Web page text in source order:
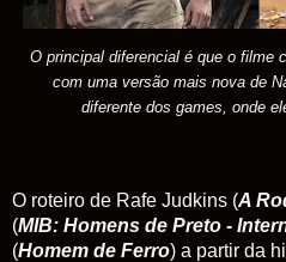
O principal diferencial é que o filme
com uma versão mais nova de
diferente dos games, onde
O roteiro de Rafe Judkins (A
(MIB: Homens de Preto -
(Homem de Ferro) a partir da